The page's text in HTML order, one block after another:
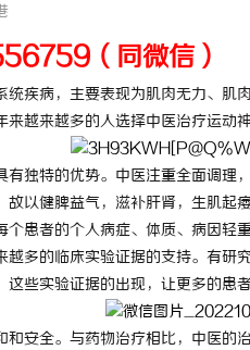
（同微信）
统疾病，主要表现为肌肉无力、
来越来越多的人选择中医治疗运动
有独特的优势。中医注重全面调
故以健脾益气，滋补肝肾，生肌
个患者的个人病症、体质、病因轻
越多的临床实验证据的支持。有
这些实验证据的出现，让更多的患
和安全。与药物治疗相比，中医